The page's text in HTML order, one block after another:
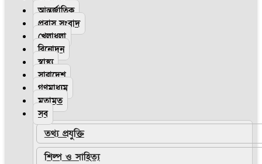
আন্তর্জাতিক
প্রবাস সংবাদ
খেলাধুলা
বিনোদন
স্বাস্থ্য
সারাদেশ
গণমাধ্যম
মতামত
সব
তথ্য প্রযুক্তি
শিল্প ও সাহিত্য